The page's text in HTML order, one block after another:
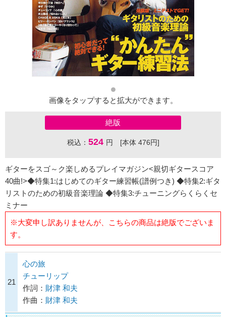
画像をタップすると拡大ができます。
絶版
税込： 524 円 [本体 476円]
ギターをスゴ～ク楽しめるプレイマガジン<親切ギタースコア
40曲!>◆特集1:はじめてのギター練習帳(譜例つき) ◆特集2:ギタ
リストのための初級音楽理論 ◆特集3:チューニングらくらくセ
ミナー
※大変申し訳ありませんが、こちらの商品は絶版でございま
す。
21
心の旅
チューリップ
作詞： 財津 和夫
作曲： 財津 和夫